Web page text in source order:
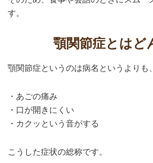
す。
顎関節症とはど
顎関節症というのは病名というよりも、
・あごの痛み
・口が開きにくい
・カクッという音がする
こうした症状の総称です。